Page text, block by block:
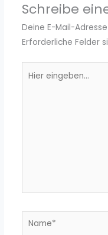
Schreibe
Deine E-Mail-
Erforderliche Felder
eingeben…
Name*